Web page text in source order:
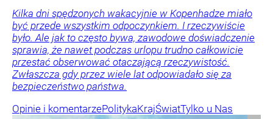
Kilka dni spędzonych wakacyjnie w Kopenhadze miało
być przede wszystkim odpoczynkiem. I rzeczywiście
było. Ale jak to często bywa, zawodowe doświadczenie
sprawia, że nawet podczas urlopu trudno całkowicie
przestać obserwować otaczającą rzeczywistość.
Zwłaszcza gdy przez wiele lat odpowiadało się za
bezpieczeństwo państwa.
Opinie i komentarzePolitykaKrajŚwiatTylko u Nas